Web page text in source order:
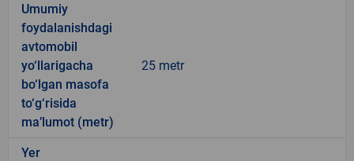
Umumiy
foydalanishdagi
avtomobil
yo‘llarigacha
bo‘lgan masofa
to‘g‘risida
ma’lumot (metr)
25 metr
Yer